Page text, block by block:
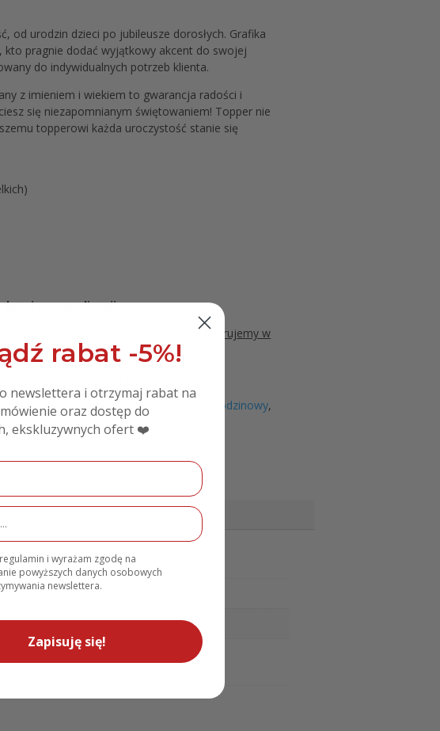
od urodzin dzieci po jubileusze dorosłych. Grafika
pragnie dodać wyjątkowy akcent do swojej
do indywidualnych potrzeb klienta.
z imieniem i wiekiem to gwarancja radości i
się niezapomnianym świętowaniem! Topper nie
topperowi każda uroczystość stanie się
personalizacji.
literami czy błędy ortograficzne, nie ingerujemy w
wytycznych.
urodzin ten wymiar będzie się różnił.
na stronie sklepuToppery na tort urodzinowy,
rabat -5%!
newslettera i otrzymaj rabat na
oraz dostęp do
ekskluzywnych ofert ❤️
i wyrażam zgodę na
powyższych danych osobowych
newslettera.
Zapisuję się!